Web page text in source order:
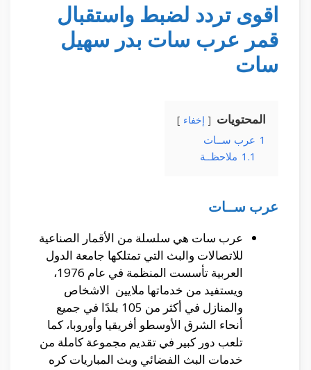
اقوى تردد لضبط واستقبال
قمر عرب سات بدر سهيل
سات
المحتويات إخفاء
عرب ســات
1.1 ملاحظــة
عرب ســات
عرب سات هي سلسلة من الأقمار الصناعية
للاتصالات والبث التي تمتلكها جامعة الدول
العربية تأسست المنظمة في عام 1976،
ويستفيد من خدماتها ملايين الاشخاص
والمنازل في أكثر من 105 بلدًا في جميع
أنحاء الشرق الأوسطو أفريقيا وأوروبا، كما
تلعب دور كبير في تقديم مجموعة كاملة من
خدمات البث الفضائي وبث المباريات كره